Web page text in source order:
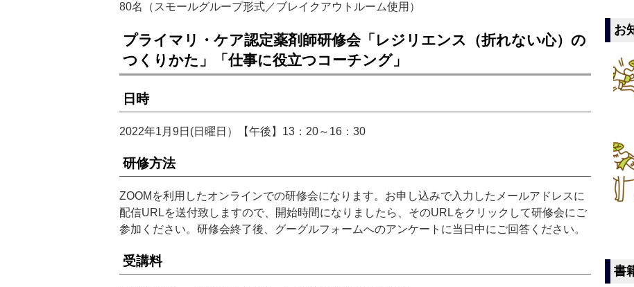
80名（スモールグループ形式／ブレイクアウトルーム使用）
プライマリ・ケア認定薬剤師研修会「レジリエンス（折れない心）の
つくりかた」「仕事に役立つコーチング」
日時
2022年1月9日(日曜日）【午後】13：20～16：30
研修方法
ZOOMを利用したオンラインでの研修会になります。お申し込みで入力したメールアドレスに
配信URLを送付致しますので、開始時間になりましたら、そのURLをクリックして研修会にご
参加ください。研修会終了後、グーグルフォームへのアンケートに当日中にご回答ください。
受講料
お
書